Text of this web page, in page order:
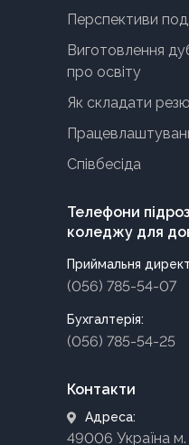
Перспективи
Виготовлення
про освіту
Як складати
Співбесіда
Телефони
коледжу для
Приймальня
(056) 785-54-07
Бухгалтерія:
(056) 785-54-25
Контакти
Адреса:
49006 Україна м.